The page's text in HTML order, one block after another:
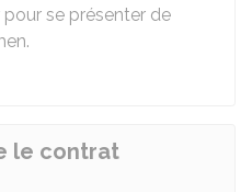
se présenter de
le contrat